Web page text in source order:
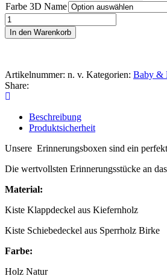
Farbe 3D Name
Erinnerungsbox
Dino
Menge
In den Warenkorb
Artikelnummer: n. v. Kategorien: Baby &
Share:
Beschreibung
Produktsicherheit
Unsere Erinnerungsboxen sind ein
Die wertvollsten Erinnerungsstücke an
Material:
Kiste Klappdeckel aus Kiefernholz
Kiste Schiebedeckel aus Sperrholz Birke
Farbe:
Holz Natur